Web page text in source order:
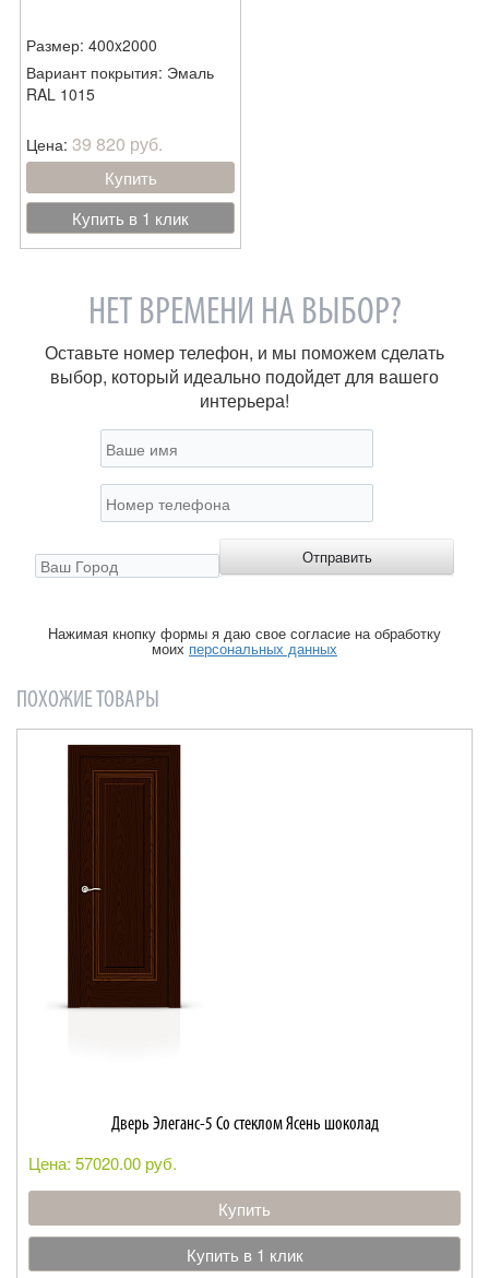
Размер: 400x2000
Вариант покрытия: Эмаль
RAL 1015
Цена: 39 820 руб.
Купить
Купить в 1 клик
НЕТ ВРЕМЕНИ НА ВЫБОР?
Оставьте номер телефон, и мы поможем сделать
выбор, который идеально подойдет для вашего
интерьера!
Нажимая кнопку формы я даю свое согласие на обработку
моих персональных данных
ПОХОЖИЕ ТОВАРЫ
Дверь Элеганс-5 Со стеклом Ясень шоколад
Цена: 57020.00 руб.
Купить
Купить в 1 клик